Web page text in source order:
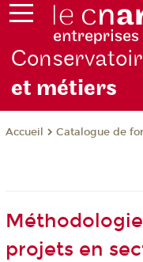
et métiers
Accueil Catalogue de
projets en